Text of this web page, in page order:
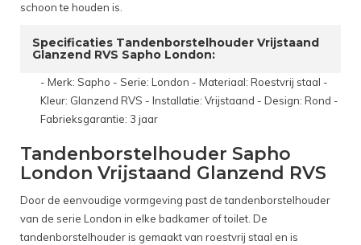
schoon te houden is.
Specificaties Tandenborstelhouder Vrijstaand
Glanzend RVS Sapho London:
- Merk: Sapho - Serie: London - Materiaal: Roestvrij staal -
Kleur: Glanzend RVS - Installatie: Vrijstaand - Design: Rond -
Fabrieksgarantie: 3 jaar
Tandenborstelhouder Sapho
London Vrijstaand Glanzend RVS
Door de eenvoudige vormgeving past de tandenborstelhouder
van de serie London in elke badkamer of toilet. De
tandenborstelhouder is gemaakt van roestvrij staal en is